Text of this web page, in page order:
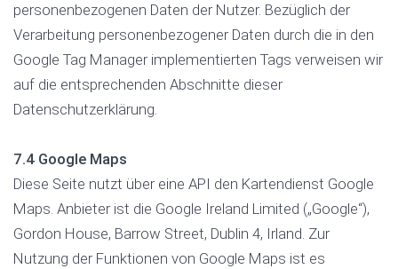
personenbezogenen Daten der Nutzer. Bezüglich der
Verarbeitung personenbezogener Daten durch die in den
Google Tag Manager implementierten Tags verweisen wir
auf die entsprechenden Abschnitte dieser
Datenschutzerklärung.
7.4 Google Maps
Diese Seite nutzt über eine API den Kartendienst Google
Maps. Anbieter ist die Google Ireland Limited („Google“),
Gordon House, Barrow Street, Dublin 4, Irland. Zur
Nutzung der Funktionen von Google Maps ist es